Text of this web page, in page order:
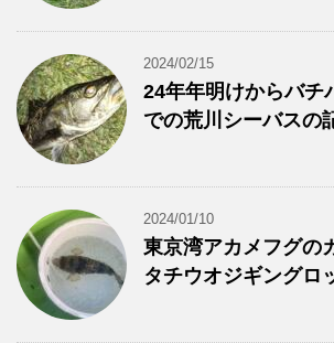
2024/02/15
24年年明けからバチ
での荒川シーバスの
2024/01/10
東京湾アカメフグの
タチウオジギングロ